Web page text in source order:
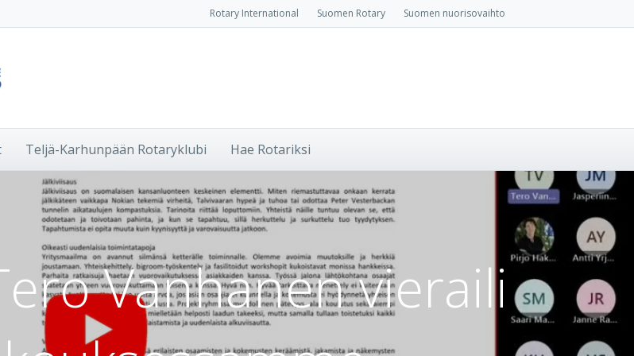
Rotary International Suomen Rotary Suomen nuorisovaihto
Teljä-Karhunpään Rotaryklubi Hae Rotariksi
Vanhanen vieraili